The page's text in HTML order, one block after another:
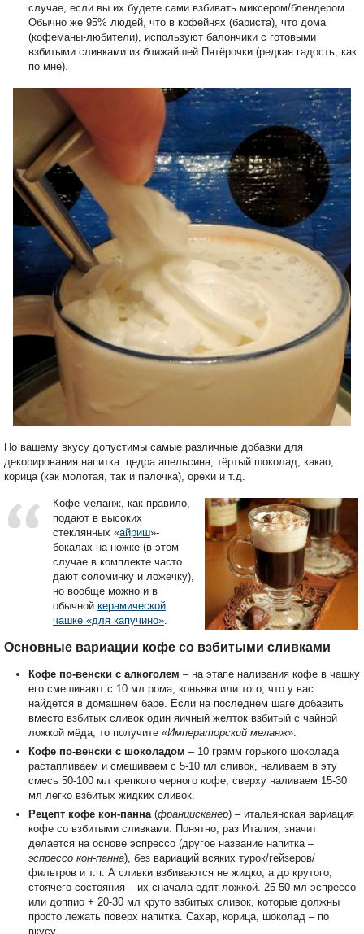
случае, если вы их будете сами взбивать миксером/блендером.
Обычно же 95% людей, что в кофейнях (бариста), что дома
(кофеманы-любители), используют балончики с готовыми
взбитыми сливками из ближайшей Пятёрочки (редкая гадость, как
по мне).
По вашему вкусу допустимы самые различные добавки для
декорирования напитка: цедра апельсина, тёртый шоколад, какао,
корица (как молотая, так и палочка), орехи и т.д.
Кофе меланж, как правило,
подают в высоких
стеклянных «айриш»-
бокалах на ножке (в этом
случае в комплекте часто
дают соломинку и ложечку),
но вообще можно и в
обычной керамической
чашке «для капучино»
Основные вариации кофе со взбитыми сливками
Кофе по-венски с алкоголем – на этапе наливания кофе в чашку
его смешивают с 10 мл рома, коньяка или того, что у вас
найдется в домашнем баре. Если на последнем шаге добавить
вместо взбитых сливок один яичный желток взбитый с чайной
ложкой мёда, то получите «Императорский меланж».
Кофе по-венски с шоколадом – 10 грамм горького шоколада
растапливаем и смешиваем с 5-10 мл сливок, наливаем в эту
смесь 50-100 мл крепкого черного кофе, сверху наливаем 15-30
мл легко взбитых жидких сливок.
Рецепт кофе кон-панна (францисканер) – итальянская вариация
кофе со взбитыми сливками. Понятно, раз Италия, значит
делается на основе эспрессо (другое название напитка –
эспрессо кон-панна), без вариаций всяких турок/гейзеров/
фильтров и т.п. А сливки взбиваются не жидко, а до крутого,
стоячего состояния – их сначала едят ложкой. 25-50 мл эспрессо
или доппио + 20-30 мл круто взбитых сливок, которые должны
просто лежать поверх напитка. Сахар, корица, шоколад – по
вкусу.